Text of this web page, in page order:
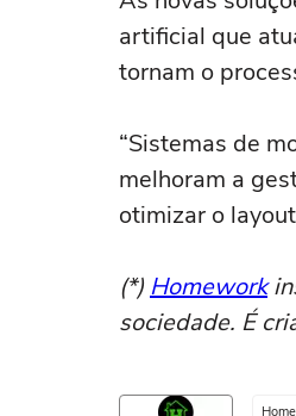
artificial que
tornam o
“Sistemas de
melhoram a
otimizar o
(*) Homework
sociedade. É